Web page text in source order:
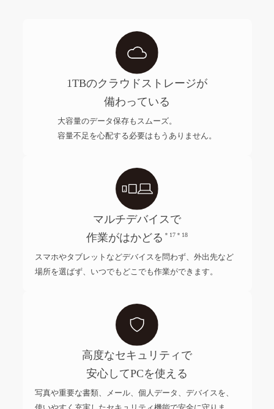
1TBのクラウドストレージが
備わっている
大容量のデータ保存もスムーズ。
容量不足を心配する必要はもうありません。
マルチデバイスで
作業がはかどる ＊17＊18
スマホやタブレットなどデバイスを問わず、外出先など
場所を選ばず、いつでもどこでも作業ができます。
高度なセキュリティで
安心してPCを使える
写真や重要な書類、メール、個人データ、デバイスを、